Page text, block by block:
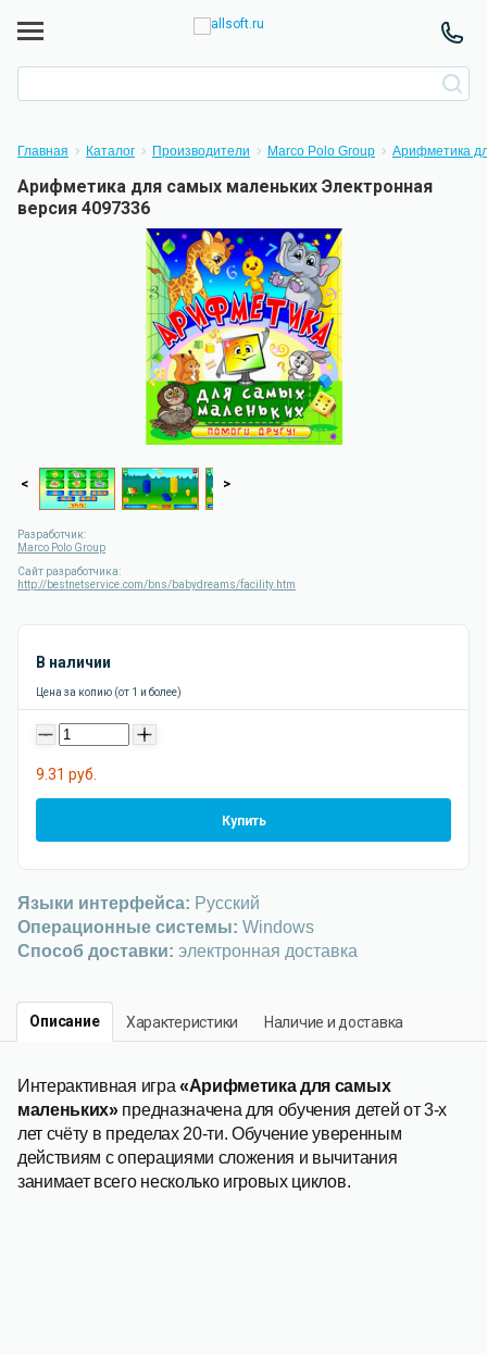
Главная Каталог Производители Marco Polo Group Арифметика
Арифметика для самых маленьких Электронная
версия 4097336
< >
Разработчик:
Marco Polo Group
Сайт разработчика:
http://bestnetservice.com/bns/babydreams/facility.htm
В наличии
Цена за копию (от 1 и более)
- +
9.31 руб.
Купить
Языки интерфейса: Русский
Операционные системы: Windows
Способ доставки: электронная доставка
Описание Характеристики Наличие и доставка
Интерактивная игра «Арифметика для самых
маленьких»предназначена для обучения детей от 3-х
лет счёту в пределах 20-ти. Обучение уверенным
действиям с операциями сложения и вычитания
занимает всего несколько игровых циклов.